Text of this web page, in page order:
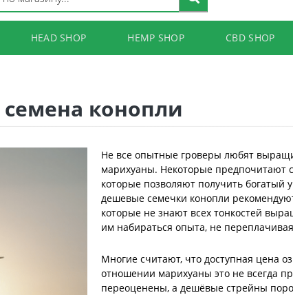
HEAD SHOP HEMP SHOP CBD SHOP
конопли
Не все опытные гроверы любят
марихуаны. Некоторые предпочитают
которые позволяют получить богатый
дешевые семечки конопли
которые не знают всех тонкостей
им набираться опыта, не
Многие считают, что доступная цена
отношении марихуаны это не всегда
переоценены, а дешёвые стрейны